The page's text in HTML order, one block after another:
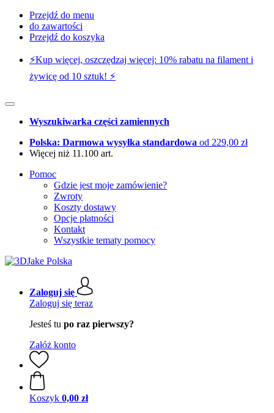
Przejdź do menu
do zawartości
Przejdź do koszyka
⚡️Kup więcej, oszczędzaj więcej: 10% rabatu na filament i
żywicę od 10 sztuk! ⚡️
Wyszukiwarka części zamiennych
Polska: Darmowa wysyłka standardowa od 229,00 zł
Więcej niż 11.100 art.
Pomoc
Gdzie jest moje zamówienie?
Zwroty
Koszty dostawy
Opcje płatności
Kontakt
Wszystkie tematy pomocy
Zaloguj się
Zaloguj się teraz
Jesteś tu po raz pierwszy?
Załóż konto
Koszyk 0,00 zł